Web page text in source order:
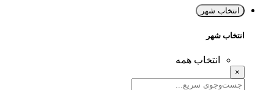
انتخاب شهر
انتخاب شهر
انتخاب همه
×